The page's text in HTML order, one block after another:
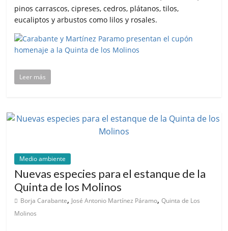
pinos carrascos, cipreses, cedros, plátanos, tilos,
eucaliptos y arbustos como lilos y rosales.
Leer más
Medio ambiente
Nuevas especies para el estanque de la
Quinta de los Molinos
Borja Carabante, José Antonio Martínez Páramo,Quinta de Los
Molinos